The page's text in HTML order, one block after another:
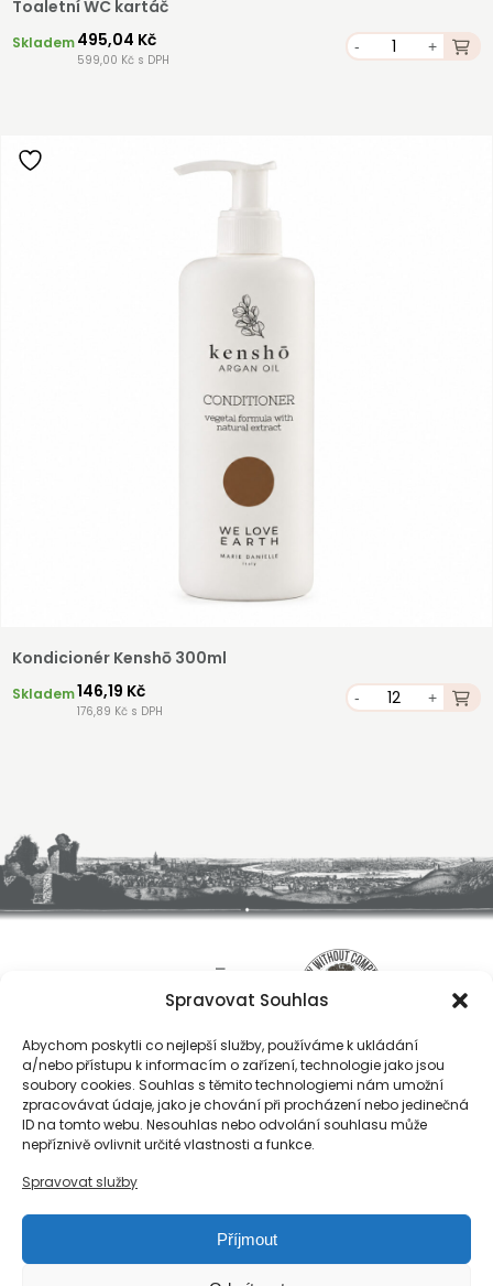
Spravovat Souhlas
Abychom poskytli co nejlepší služby, používáme k ukládání
a/nebo přístupu k informacím o zařízení, technologie jako jsou
soubory cookies. Souhlas s těmito technologiemi nám umožní
zpracovávat údaje, jako je chování při procházení nebo jedinečná
ID na tomto webu. Nesouhlas nebo odvolání souhlasu může
nepříznivě ovlivnit určité vlastnosti a funkce.
Spravovat služby
Příjmout
Toaletní WC kartáč
Skladem495,04 Kč
599,00 Kč s DPH
- +
Kondicionér Kenshō 300ml
Skladem146,19 Kč
176,89 Kč s DPH
- +
O nás
Obchodní podmínky